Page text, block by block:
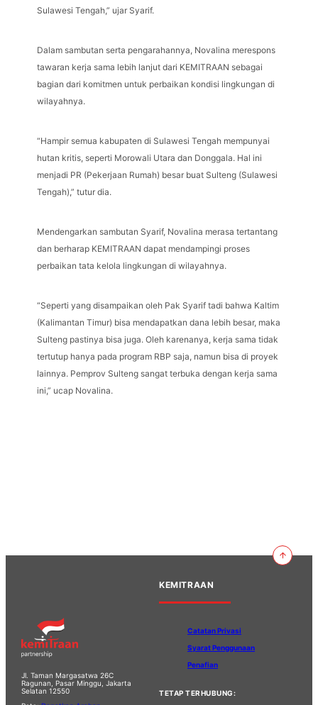
Sulawesi Tengah,” ujar Syarif.
Dalam sambutan serta pengarahannya, Novalina merespons
tawaran kerja sama lebih lanjut dari KEMITRAAN sebagai
bagian dari komitmen untuk perbaikan kondisi lingkungan di
wilayahnya.
“Hampir semua kabupaten di Sulawesi Tengah mempunyai
hutan kritis, seperti Morowali Utara dan Donggala. Hal ini
menjadi PR (Pekerjaan Rumah) besar buat Sulteng (Sulawesi
Tengah),” tutur dia.
Mendengarkan sambutan Syarif, Novalina merasa tertantang
dan berharap KEMITRAAN dapat mendampingi proses
perbaikan tata kelola lingkungan di wilayahnya.
“Seperti yang disampaikan oleh Pak Syarif tadi bahwa Kaltim
(Kalimantan Timur) bisa mendapatkan dana lebih besar, maka
Sulteng pastinya bisa juga. Oleh karenanya, kerja sama tidak
tertutup hanya pada program RBP saja, namun bisa di proyek
lainnya. Pemprov Sulteng sangat terbuka dengan kerja sama
ini,” ucap Novalina.
Jl. Taman Margasatwa 26C
Ragunan, Pasar Minggu, Jakarta
Selatan 12550
KEMITRAAN
Catatan Privasi
Syarat Penggunaan
Penafian
TETAP TERHUBUNG: